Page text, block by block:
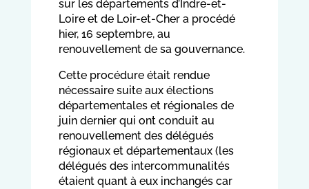
sur les départements d’Indre-et-
Loire et de Loir-et-Cher a procédé
hier, 16 septembre, au
renouvellement de sa gouvernance.
Cette procédure était rendue
nécessaire suite aux élections
départementales et régionales de
juin dernier qui ont conduit au
renouvellement des délégués
régionaux et départementaux (les
délégués des intercommunalités
étaient quant à eux inchangés car